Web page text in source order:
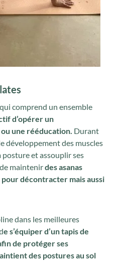
comprend un ensemble
d’opérer un
une rééducation. Durant
développement des muscles
posture et assouplir ses
maintenirdes asanas
décontracter mais aussi
dans les meilleures
e s’équiper d’un tapis de
de protéger ses
des postures au sol